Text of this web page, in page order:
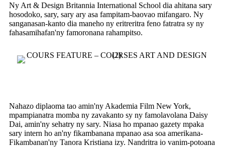
Ny Art & Design Britannia International School dia ahitana sary
hosodoko, sary, sary ary asa fampitam-baovao mifangaro. Ny
sanganasan-kanto dia maneho ny eritreritra feno fatratra sy ny
fahasamihafan'ny famoronana rahampitso.
Nahazo diplaoma tao amin'ny Akademia Film New York,
mpampianatra momba ny zavakanto sy ny famolavolana Daisy
Dai, amin'ny sehatry ny sary. Niasa ho mpanao gazety mpaka
sary intern ho an'ny fikambanana mpanao asa soa amerikana-
Fikambanan'ny Tanora Kristiana izy. Nandritra io vanim-potoana